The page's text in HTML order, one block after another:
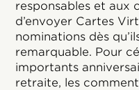
responsables et aux
d’envoyer Cartes
nominations dès
remarquable. Pour
importants
retraite, les